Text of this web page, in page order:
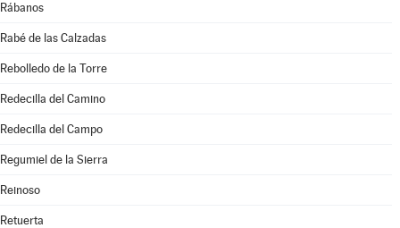
Rábanos
Rabé de las Calzadas
Rebolledo de la Torre
Redecilla del Camino
Redecilla del Campo
Regumiel de la Sierra
Reinoso
Retuerta